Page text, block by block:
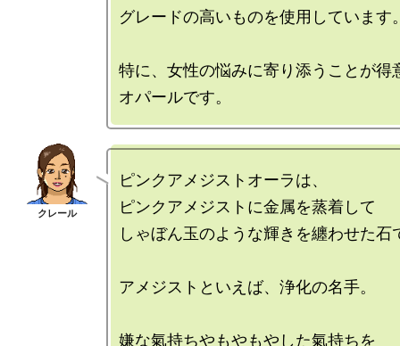
グレードの高いものを使用しています
特に、女性の悩みに寄り添うことが得
ピンクアメジストオーラは、
ピンクアメジストに金属を蒸着して
しゃぼん玉のような輝きを纏わせた石
アメジストといえば、浄化の名手。
嫌な氣持ちやもやもやした氣持ちを